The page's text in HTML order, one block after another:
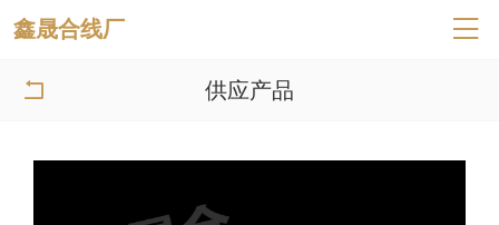
鑫晟合线厂 
 供应产品